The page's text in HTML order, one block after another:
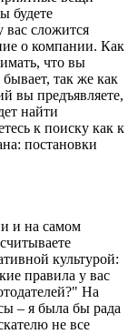
будете
вас сложится
о компании. Как
что вы
так же как
вы предъявляете,
найти
к поиску как к
постановки
и на самом
культурой:
правила у вас
На
– я была бы рада
не все